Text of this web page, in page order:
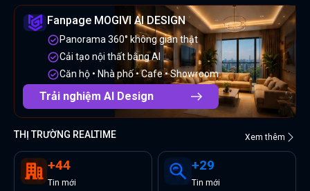
Fanpage MOGIVI AI DESIGN
Panorama 360° không gian thật
Cải tạo nội thất bằng AI
Căn hộ • Nhà phố • Cafe • Showroom
Trải nghiệm AI Design
THỊ TRƯỜNG REALTIME Xem thêm
+44
Tin mới
+29
Tin mới